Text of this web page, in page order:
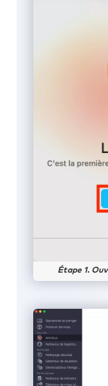
Étape 1.